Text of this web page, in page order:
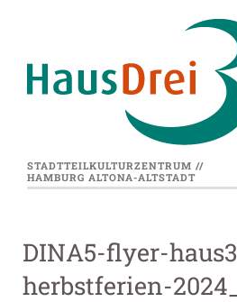
STADTTEILKULTURZENTRUM //
HAMBURG ALTONA-ALTSTADT
DINA5-flyer-
herbstferien-